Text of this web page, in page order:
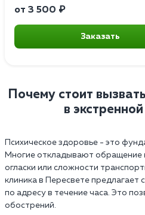
от 3 500 ₽
Заказать
Почему стоит
в
Психическое здоровье - это
Многие откладывают обращение
огласки или сложности
клиника в Пересвете предлагает
по адресу в течение часа. Это
обострений.